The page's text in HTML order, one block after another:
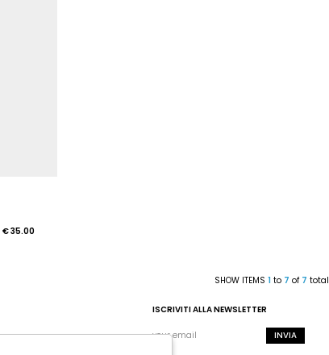
€ 35.00
SHOW ITEMS 1 to 7 of 7 total
ISCRIVITI ALLA NEWSLETTER
INVIA